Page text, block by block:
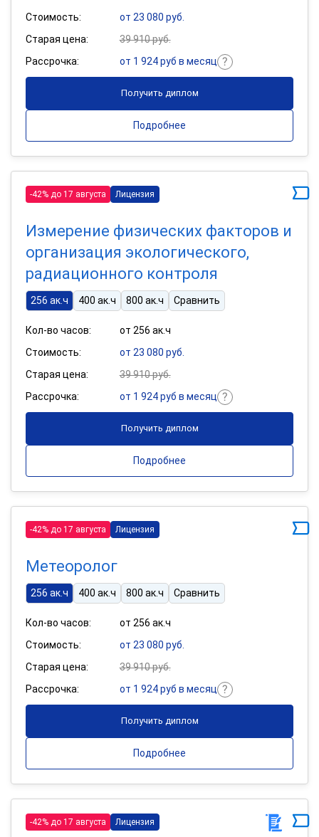
Стоимость:
от 23 080 руб.
Старая цена:
39 910 руб.
Рассрочка:
от 1 924 руб в месяц
Получить диплом
Подробнее
-42% до 17 августа Лицензия
Измерение физических факторов и
организация экологического,
радиационного контроля
256 ак.ч 400 ак.ч 800 ак.ч Сравнить
Кол-во часов:
от 256 ак.ч
Стоимость:
от 23 080 руб.
Старая цена:
39 910 руб.
Рассрочка:
от 1 924 руб в месяц
Получить диплом
Подробнее
-42% до 17 августа Лицензия
Метеоролог
256 ак.ч 400 ак.ч 800 ак.ч Сравнить
Кол-во часов:
от 256 ак.ч
Стоимость:
от 23 080 руб.
Старая цена:
39 910 руб.
Рассрочка:
от 1 924 руб в месяц
Получить диплом
Подробнее
-42% до 17 августа Лицензия